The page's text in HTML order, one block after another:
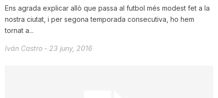
Ens agrada explicar allò que passa al futbol més modest fet a la
nostra ciutat, i per segona temporada consecutiva, ho hem
tornat a...
Iván Castro - 23 juny, 2016